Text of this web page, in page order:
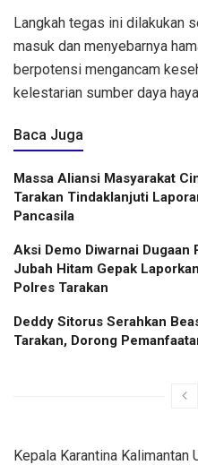
Langkah tegas ini dilakukan
masuk dan menyebarnya
berpotensi mengancam
kelestarian sumber daya
Baca Juga
Massa Aliansi Masyarakat
Tarakan Tindaklanjuti
Pancasila
Aksi Demo Diwarnai Dugaan
Jubah Hitam Gepak
Polres Tarakan
Deddy Sitorus Serahkan
Tarakan, Dorong
Kepala Karantina Kalimantan